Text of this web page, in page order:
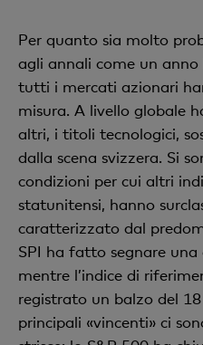
Per quanto sia molto
agli annali come un
tutti i mercati azionari
misura. A livello globale
altri, i titoli tecnologici,
dalla scena svizzera. Si
condizioni per cui altri
statunitensi, hanno
caratterizzato dal
SPI ha fatto segnare una
mentre l’indice di
registrato un balzo del
principali «vincenti» ci